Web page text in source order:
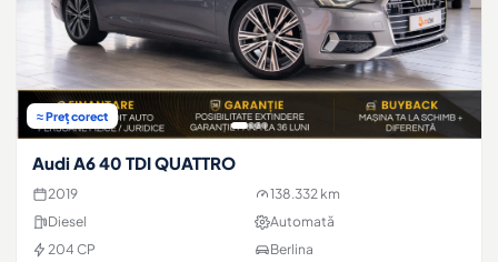
≈ Preț corect
Audi A6 40 TDI QUATTRO
2019
138.332 km
Diesel
Automată
204 CP
Berlina